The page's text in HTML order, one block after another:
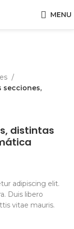
MENU
secciones,
distintas
adipiscing elit.
Duis libero
vitae mauris.